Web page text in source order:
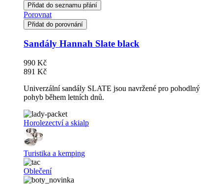
Přidat do seznamu přání
Porovnat
Přidat do porovnání
Sandály Hannah Slate black
990 Kč
891 Kč
Univerzální sandály SLATE jsou navržené pro pohodlný
pohyb během letních dnů.
Horolezectví a skialp
Turistika a kemping
Oblečení